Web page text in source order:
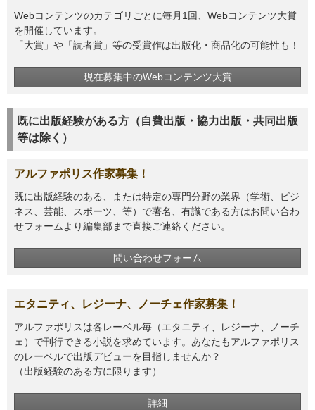
Webコンテンツのカテゴリごとに毎月1回、Webコンテンツ大賞
を開催しています。
「大賞」や「読者賞」等の受賞作は出版化・商品化の可能性も！
現在募集中のWebコンテンツ大賞
既に出版経験がある方（自費出版・協力出版・共同出版
等は除く）
アルファポリス作家募集！
既に出版経験のある、または特定の専門分野の業界（学術、ビジ
ネス、芸能、スポーツ、等）で著名、有識である方はお問い合わ
せフォームより編集部まで直接ご連絡ください。
問い合わせフォーム
エタニティ、レジーナ、ノーチェ作家募集！
アルファポリスは各レーベル毎（エタニティ、レジーナ、ノーチ
ェ）で刊行できる小説を求めています。あなたもアルファポリス
のレーベルで出版デビューを目指しませんか？
（出版経験のある方に限ります）
詳細